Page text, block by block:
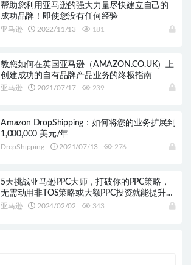
帮助您利用亚马逊的强大力量尽快建立自己的
成功品牌！即使您没有任何经验
亚马逊 2022/11/13 181
教您如何在英国亚马逊（AMAZON.CO.UK）上
创建成功的自有品牌产品业务的终极指南
亚马逊 2021/07/17 239
Amazon DropShipping：如何将您的业务扩展到
1,000,000 美元/年
DropShipping 2021/07/13 276
5天挑战亚马逊PPC大师，打破你的PPC策略，
无需动用非TOS策略或大额PPC投资就能提升利
润！
亚马逊 2024/02/02 343